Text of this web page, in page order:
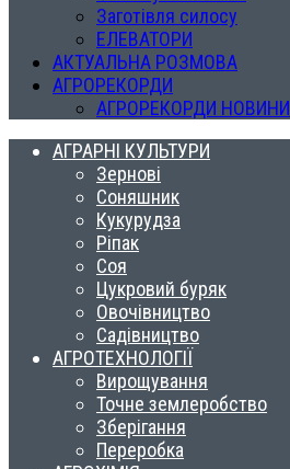
Заготівля силосу
ЕЛЕВАТОРИ
АКТУАЛЬНА РОЗМОВА
АГРОРЕКОРДИ
АГРОРЕКОРДИ НОВИНИ
АГРАРНІ КУЛЬТУРИ
Зернові
Соняшник
Кукурудза
Ріпак
Соя
Цукровий буряк
Овочівництво
Садівництво
АГРОТЕХНОЛОГІЇ
Вирощування
Точне землеробство
Зберігання
Переробка